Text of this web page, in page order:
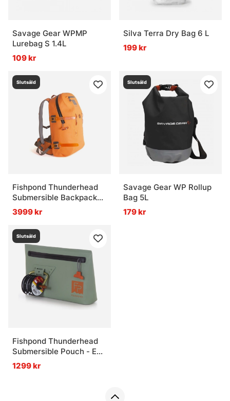
Savage Gear WPMP
Lurebag S 1.4L
109 kr
Silva Terra Dry Bag 6 L
199 kr
Slutsåld
Fishpond Thunderhead
Submersible Backpack
Cutthroat Orange
3999 kr
Slutsåld
Savage Gear WP Rollup
Bag 5L
179 kr
Slutsåld
Fishpond Thunderhead
Submersible Pouch - Eco
Yucca
1299 kr